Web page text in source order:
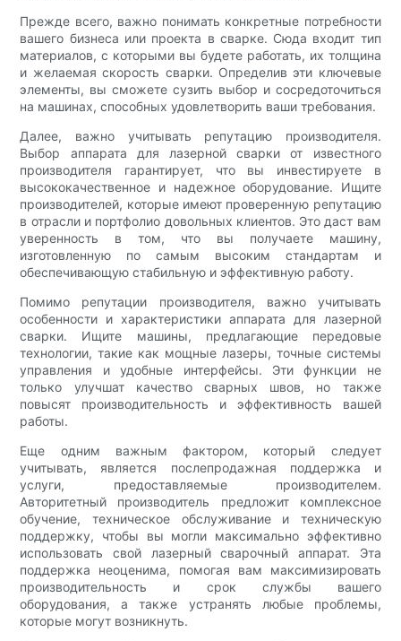
Прежде всего, важно понимать конкретные потребности
вашего бизнеса или проекта в сварке. Сюда входит тип
материалов, с которыми вы будете работать, их толщина
и желаемая скорость сварки. Определив эти ключевые
элементы, вы сможете сузить выбор и сосредоточиться
на машинах, способных удовлетворить ваши требования.
Далее, важно учитывать репутацию производителя.
Выбор аппарата для лазерной сварки от известного
производителя гарантирует, что вы инвестируете в
высококачественное и надежное оборудование. Ищите
производителей, которые имеют проверенную репутацию
в отрасли и портфолио довольных клиентов. Это даст вам
уверенность в том, что вы получаете машину,
изготовленную по самым высоким стандартам и
обеспечивающую стабильную и эффективную работу.
Помимо репутации производителя, важно учитывать
особенности и характеристики аппарата для лазерной
сварки. Ищите машины, предлагающие передовые
технологии, такие как мощные лазеры, точные системы
управления и удобные интерфейсы. Эти функции не
только улучшат качество сварных швов, но также
повысят производительность и эффективность вашей
работы.
Еще одним важным фактором, который следует
учитывать, является послепродажная поддержка и
услуги, предоставляемые производителем.
Авторитетный производитель предложит комплексное
обучение, техническое обслуживание и техническую
поддержку, чтобы вы могли максимально эффективно
использовать свой лазерный сварочный аппарат. Эта
поддержка неоценима, помогая вам максимизировать
производительность и срок службы вашего
оборудования, а также устранять любые проблемы,
которые могут возникнуть.